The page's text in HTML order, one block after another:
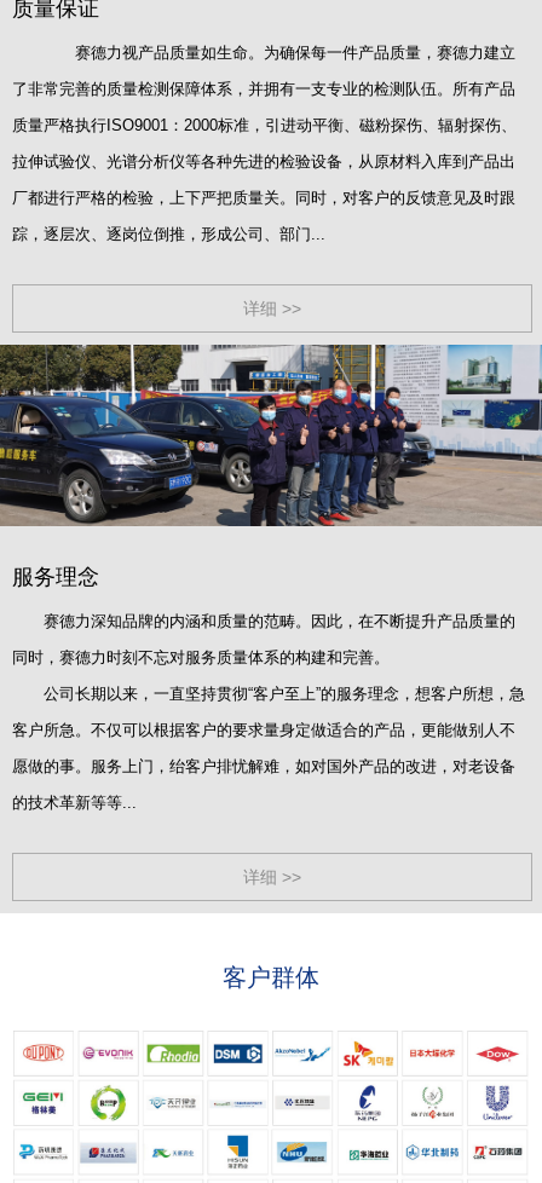
质量保证
赛德力视产品质量如生命。为确保每一件产品质量，赛德力建立
了非常完善的质量检测保障体系，并拥有一支专业的检测队伍。所有产品
质量严格执行ISO9001：2000标准，引进动平衡、磁粉探伤、辐射探伤、
拉伸试验仪、光谱分析仪等各种先进的检验设备，从原材料入库到产品出
厂都进行严格的检验，上下严把质量关。同时，对客户的反馈意见及时跟
踪，逐层次、逐岗位倒推，形成公司、部门...
详细 >>
服务理念
赛德力深知品牌的内涵和质量的范畴。因此，在不断提升产品质量的
同时，赛德力时刻不忘对服务质量体系的构建和完善。
公司长期以来，一直坚持贯彻“客户至上”的服务理念，想客户所想，急
客户所急。不仅可以根据客户的要求量身定做适合的产品，更能做别人不
愿做的事。服务上门，绐客户排忧解难，如对国外产品的改进，对老设备
的技术革新等等...
详细 >>
客户群体